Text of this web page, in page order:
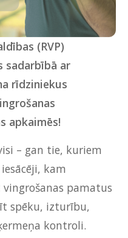
(RVP)
sadarbībā ar
rīdziniekus
apkaimēs!
– gan tie, kuriem
kam
pamatus
spēku, izturību,
kontroli.